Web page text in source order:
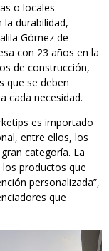
o locales
durabilidad,
Gómez de
con 23 años en la
de construcción,
que se deben
cada necesidad.
es importado
entre ellos, los
categoría. La
los productos que
personalizada”,
que